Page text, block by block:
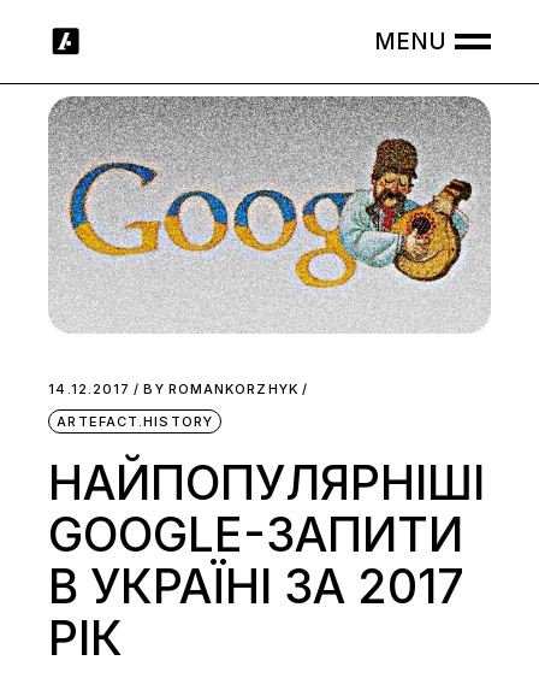
14.12.2017 BY ROMANKORZHYK
ARTEFACT.HISTORY
НАЙПОПУЛЯРНІШІ
GOOGLE-ЗАПИТИ
В УКРАЇНІ ЗА 2017
РІК